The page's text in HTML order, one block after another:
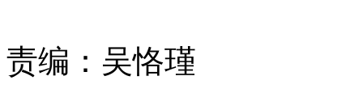
责编： 吴恪瑾